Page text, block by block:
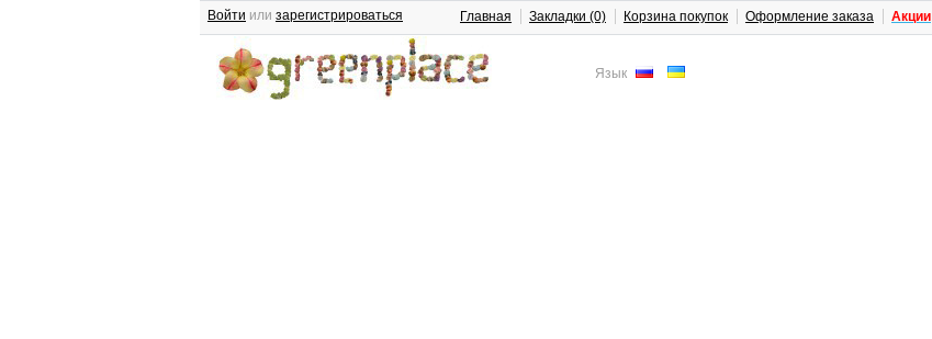
Язык
Войти или зарегистрироваться Главная Закладки (0) Корзина покупок Оформление заказа Акции